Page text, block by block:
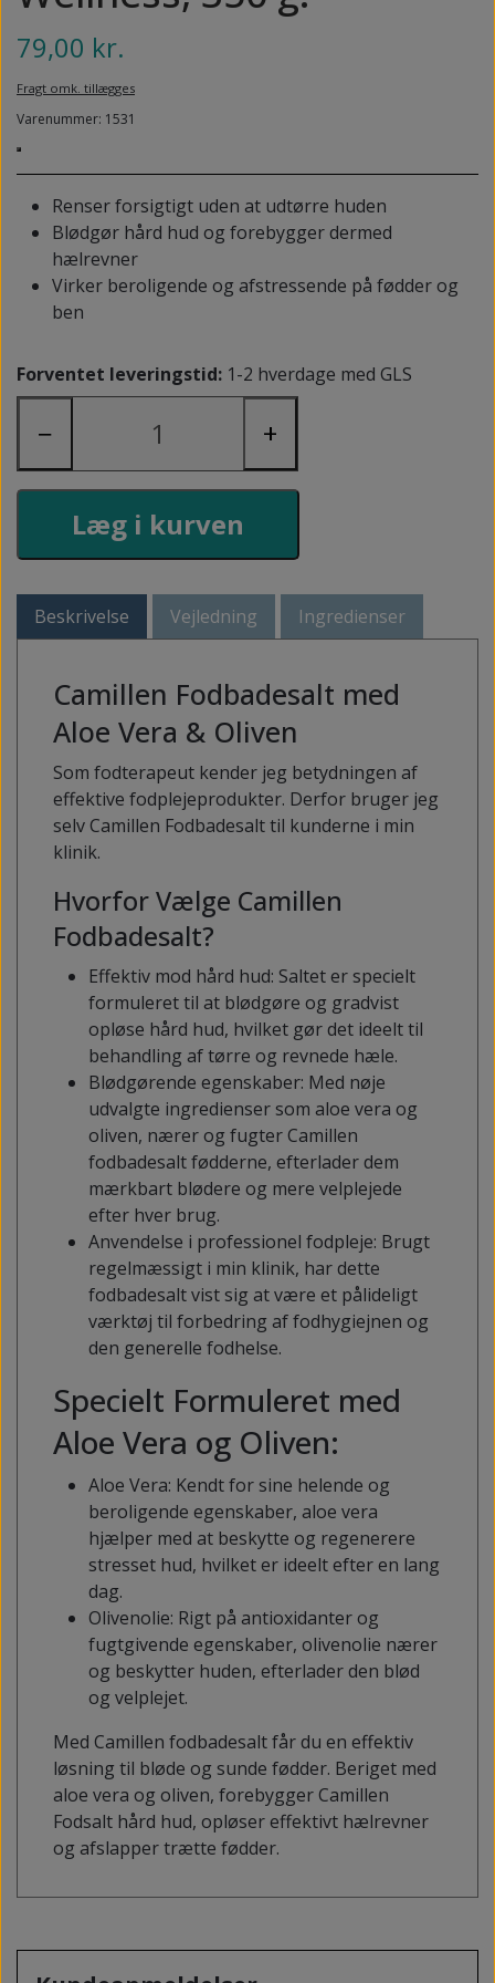
NEDSUNKEN FORFOD
URO I BENENE/RESTLESS LEGS
VABLER
NILOCIN
SKINCAIR
79,00 kr.
Fragt omk. tillægges
Varenummer: 1531
Renser forsigtigt uden at udtørre huden
Blødgør hård hud og forebygger dermed
hælrevner
Virker beroligende og afstressende på fødder og
ben
Forventet leveringstid: 1-2 hverdage med GLS
− +
Læg i kurven
Beskrivelse Vejledning Ingredienser
Camillen Fodbadesalt med
Aloe Vera & Oliven
Som fodterapeut kender jeg betydningen af
effektive fodplejeprodukter. Derfor bruger jeg
selv Camillen Fodbadesalt til kunderne i min
klinik.
Hvorfor Vælge Camillen
Fodbadesalt?
Effektiv mod hård hud: Saltet er specielt
formuleret til at blødgøre og gradvist
opløse hård hud, hvilket gør det ideelt til
behandling af tørre og revnede hæle.
Blødgørende egenskaber: Med nøje
udvalgte ingredienser som aloe vera og
oliven, nærer og fugter Camillen
fodbadesalt fødderne, efterlader dem
mærkbart blødere og mere velplejede
efter hver brug.
Anvendelse i professionel fodpleje: Brugt
regelmæssigt i min klinik, har dette
fodbadesalt vist sig at være et pålideligt
værktøj til forbedring af fodhygiejnen og
den generelle fodhelse.
Specielt Formuleret med
Aloe Vera og Oliven:
Aloe Vera: Kendt for sine helende og
beroligende egenskaber, aloe vera
hjælper med at beskytte og regenerere
stresset hud, hvilket er ideelt efter en lang
dag.
Olivenolie: Rigt på antioxidanter og
fugtgivende egenskaber, olivenolie nærer
og beskytter huden, efterlader den blød
og velplejet.
Med Camillen fodbadesalt får du en effektiv
løsning til bløde og sunde fødder. Beriget med
aloe vera og oliven, forebygger Camillen
Fodsalt hård hud, opløser effektivt hælrevner
og afslapper trætte fødder.